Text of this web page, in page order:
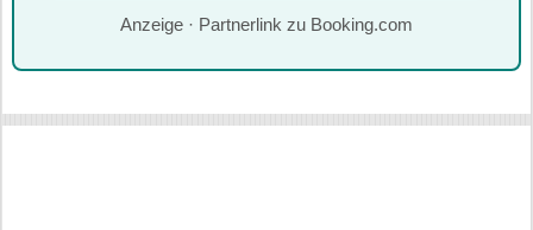
Anzeige · Partnerlink zu Booking.com